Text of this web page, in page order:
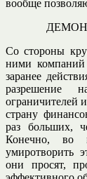
вообще
Со стороны
ними компаний
заранее
разрешение
ограничителей
страну
раз больших,
Конечно, во
умиротворить
они просят,